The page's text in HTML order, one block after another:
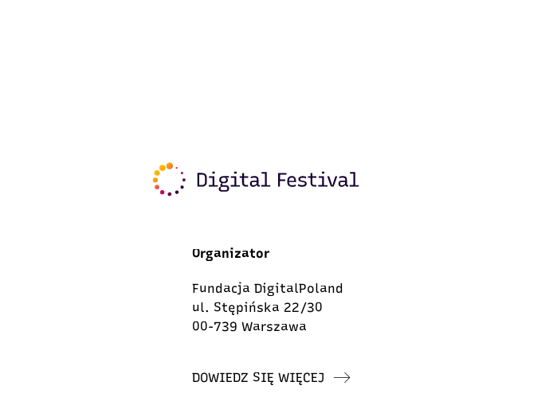
Organizator
Fundacja DigitalPoland
ul. Stępińska 22/30
00-739 Warszawa
DOWIEDZ SIĘ WIĘCEJ